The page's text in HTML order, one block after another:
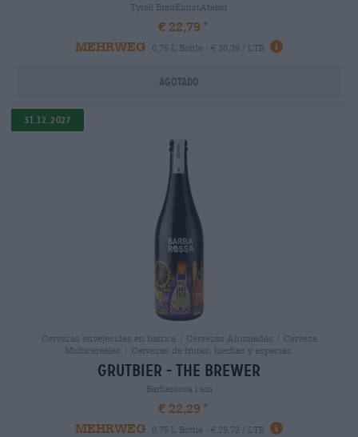
Tyrell BrauKunstAtelier
€ 22,79
MEHRWEG
0,75 L Bottle - € 30,39 / LTR
Agotado
31.12.2027
Cervezas envejecidas en barrica | Cervezas Ahumadas | Cerveza
Multicereales | Cervezas de frutas, hierbas y especias.
grutbier - the brewer
Barbarossa i am
€ 22,29
MEHRWEG
0,75 L Bottle - € 29,72 / LTR